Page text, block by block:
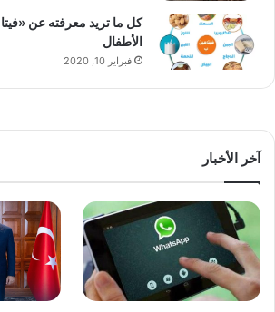
كل ما تريد معرفته عن
الأطفال
فبراير 10, 2020
آخر الأخبار